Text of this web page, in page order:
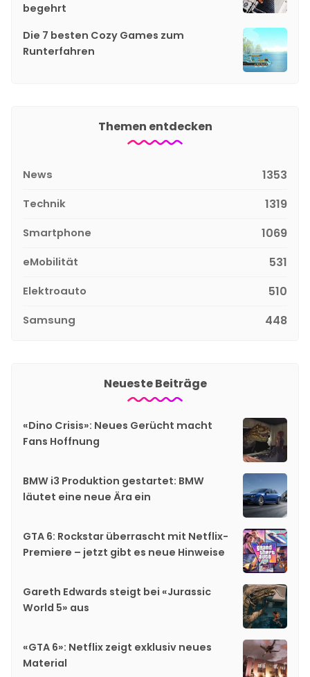
begehrt
Die 7 besten Cozy Games zum
Runterfahren
Themen entdecken
News 1353
Technik 1319
Smartphone 1069
eMobilität 531
Elektroauto 510
Samsung 448
Neueste Beiträge
«Dino Crisis»: Neues Gerücht macht
Fans Hoffnung
BMW i3 Produktion gestartet: BMW
läutet eine neue Ära ein
GTA 6: Rockstar überrascht mit Netflix-
Premiere – jetzt gibt es neue Hinweise
Gareth Edwards steigt bei «Jurassic
World 5» aus
«GTA 6»: Netflix zeigt exklusiv neues
Material